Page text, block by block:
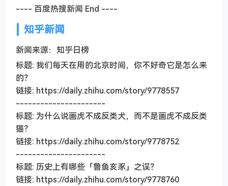
---- 百度热搜新闻 End ----
知乎新闻
新闻来源：知乎日榜
标题: 我们每天在用的北京时间，你不好奇它是怎么来
的？
链接: https://daily.zhihu.com/story/9778557
----------------------
标题: 为什么说画虎不成反类犬，而不是画虎不成反类
猫？
链接: https://daily.zhihu.com/story/9778752
----------------------
标题: 历史上有哪些「鲁鱼亥豕」之误？
链接: https://daily.zhihu.com/story/9778760